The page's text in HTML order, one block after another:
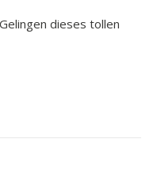
dieses tollen